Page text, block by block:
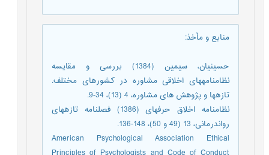
منابع و مأخذ:
حسینیان، سیمین (1384) بررسی و مقایسه
نظامنامه‏های اخلاقی مشاوره در کشورهای مختلف.
تازهها و پژوهش های مشاوره، 4 (13)، 34-9.
نظامنامه اخلاق حرفه‏ای (1386) فصلنامه تازههای
رواندرمانی، 13 (49 و 50)، 148-136.
American Psychological Association Ethical